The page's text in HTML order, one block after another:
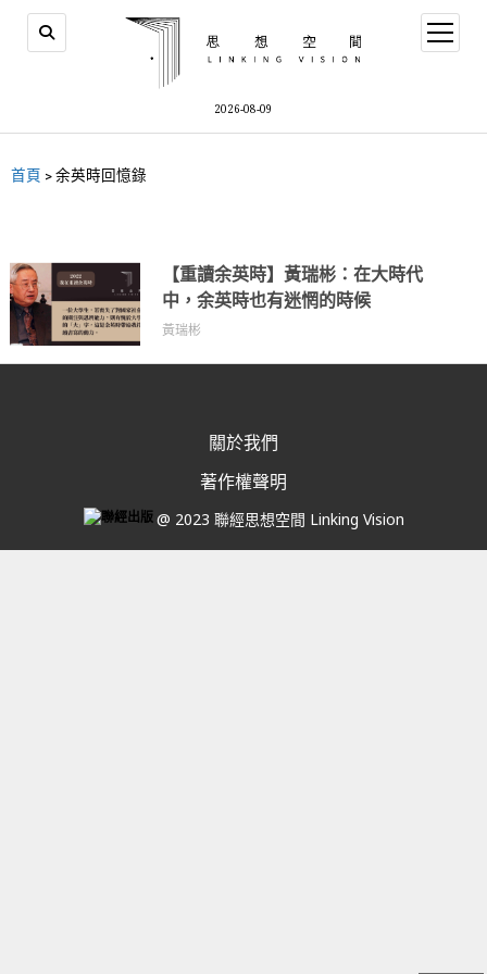
2026-08-09
首頁 >余英時回憶錄
【重讀余英時】黃瑞彬：在大時代
中，余英時也有迷惘的時候
黃瑞彬
關於我們
著作權聲明
@ 2023 聯經思想空間 Linking Vision